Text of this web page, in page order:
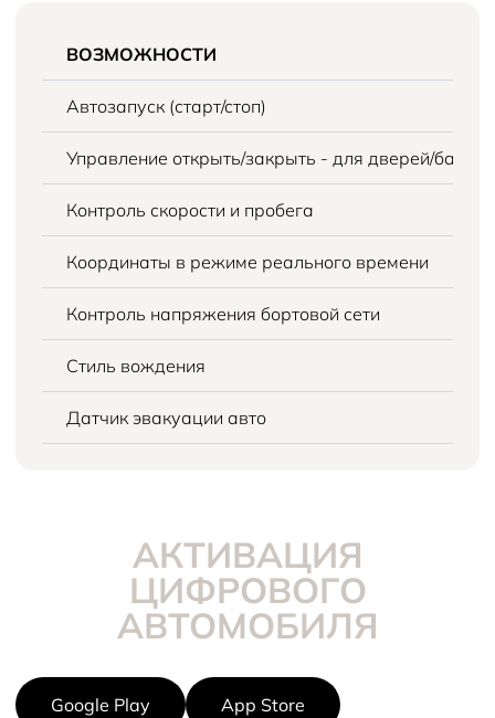
ВОЗМОЖНОСТИ
Автозапуск (старт/стоп)
Управление открыть/закрыть - для дверей/
Контроль скорости и пробега
Координаты в режиме реального времени
Контроль напряжения бортовой сети
Стиль вождения
Датчик эвакуации авто
АКТИВАЦИЯ
ЦИФРОВОГО
АВТОМОБИЛЯ
Google Play App Store